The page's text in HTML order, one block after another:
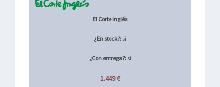
El Corte Inglés
¿En stock?: sí
¿Con entrega?:sí
1.449 €